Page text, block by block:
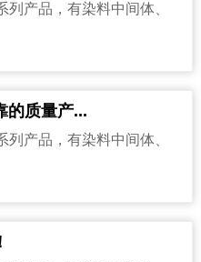
产品，有染料中间体、
的质量产...
产品，有染料中间体、